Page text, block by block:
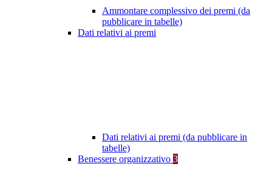
Ammontare complessivo dei premi (da
pubblicare in tabelle)
Dati relativi ai premi
Dati relativi ai premi (da pubblicare in
tabelle)
Benessere organizzativo 3